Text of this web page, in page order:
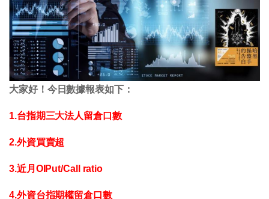
大家好！今日數據報表如下：
1.台指期三大法人留倉口數
2.外資買賣超
3.近月OIPut/Call ratio
4.外資台指期權留倉口數